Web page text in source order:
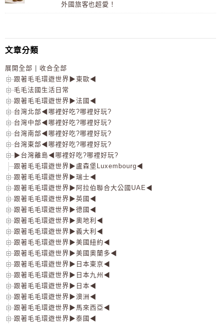
外國旅客也超愛！
文章分類
展開全部
收合全部
跟著毛毛環遊世界▶東歐◀
毛毛法國生活日常
跟著毛毛環遊世界▶法國◀
台灣北部◀哪裡好吃?哪裡好玩?
台灣中部◀哪裡好吃?哪裡好玩?
台灣南部◀哪裡好吃?哪裡好玩?
台灣東部◀哪裡好吃?哪裡好玩?
▶台灣離島◀哪裡好吃?哪裡好玩?
跟著毛毛環遊世界▶盧森堡Luxembourg◀
跟著毛毛環遊世界▶瑞士◀
跟著毛毛環遊世界▶阿拉伯聯合大公國UAE◀
跟著毛毛環遊世界▶英國◀
跟著毛毛環遊世界▶德國◀
跟著毛毛環遊世界▶奧地利◀
跟著毛毛環遊世界▶義大利◀
跟著毛毛環遊世界▶美國紐約◀
跟著毛毛環遊世界▶美國奧蘭多◀
跟著毛毛環遊世界▶日本東京◀
跟著毛毛環遊世界▶日本九州◀
跟著毛毛環遊世界▶日本◀
跟著毛毛環遊世界▶澳洲◀
跟著毛毛環遊世界▶馬來西亞◀
跟著毛毛環遊世界▶泰國◀